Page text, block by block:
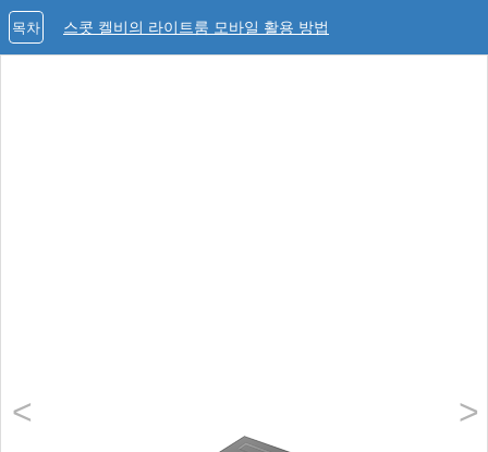
스콧 켈비의 라이트룸 모바일 활용 방법
목차
< >